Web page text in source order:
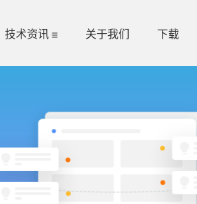
技术资讯 关于我们 下载